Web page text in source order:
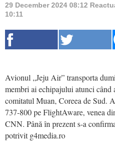
29 December 2024 08:12
10:11
Avionul „Jeju Air” transporta
membri ai echipajului atunci când
comitatul Muan, Coreea de Sud.
737-800 pe FlightAware, venea
CNN. Până în prezent s-a
potrivit g4media.ro